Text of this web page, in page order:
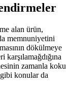
alan ürün,
memnuniyetini
dökülmeye
zamanla koku
konular da